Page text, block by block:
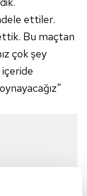
ettiler.
Bu maçtan
çok şey